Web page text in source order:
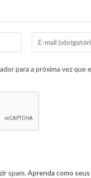
para a próxima vez que
spam.Aprenda como